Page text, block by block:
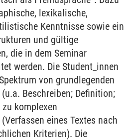
lexikalische,
Kenntnisse sowie ein
und gültige
die in dem Seminar
werden. Die Student_innen
von grundlegenden
Beschreiben; Definition;
komplexen
eines Textes nach
Kriterien). Die